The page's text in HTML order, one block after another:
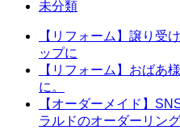
未分類
【リフォーム】譲り受
ップに
【リフォーム】おばあ
に。
【オーダーメイド】
ラルドのオーダーリング